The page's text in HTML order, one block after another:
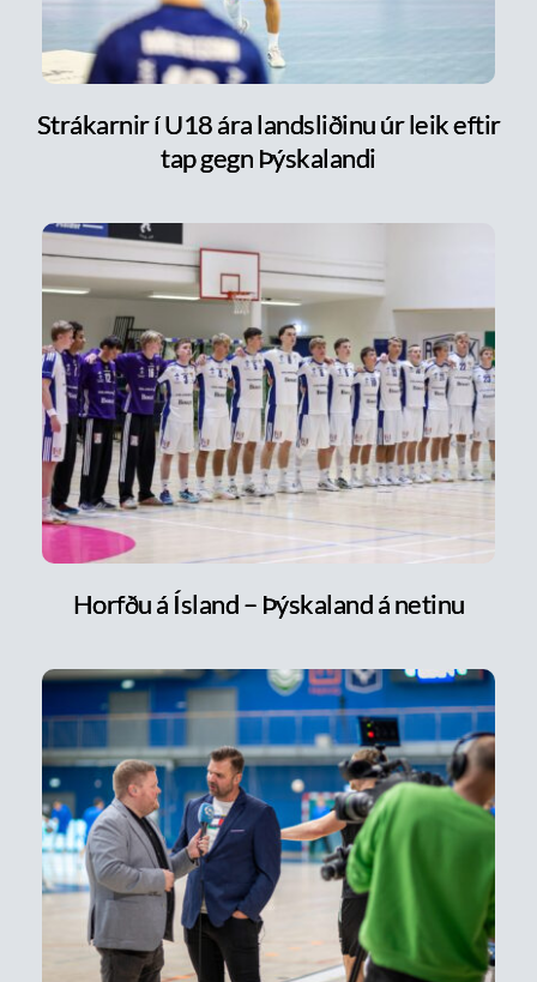
Strákarnir í U18 ára landsliðinu úr leik eftir
tap gegn Þýskalandi
Horfðu á Ísland – Þýskaland á netinu